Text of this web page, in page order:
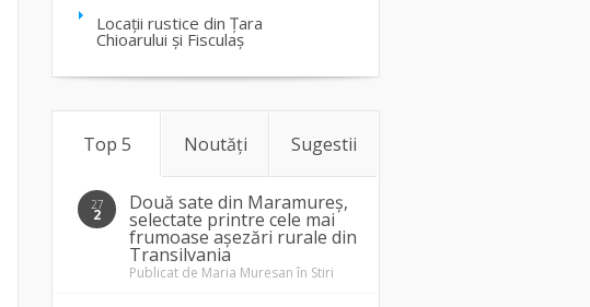
Locații rustice din Țara
Chioarului și Fisculaș
Top 5 Noutăți Sugestii
27
2
Două sate din Maramureș,
selectate printre cele mai
frumoase așezări rurale din
Transilvania
Publicat de Maria Muresan în Stiri